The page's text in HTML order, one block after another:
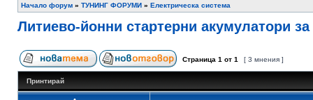
Начало форум » ТУНИНГ ФОРУМИ » Електрическа система
Литиево-йонни стартерни акумулатори
Страница 1 от 1 [ 3 мнения ]
Принтирай